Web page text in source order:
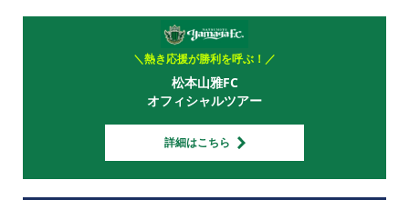
＼熱き応援が勝利を呼ぶ！／
松本山雅FC
オフィシャルツアー
詳細はこちら